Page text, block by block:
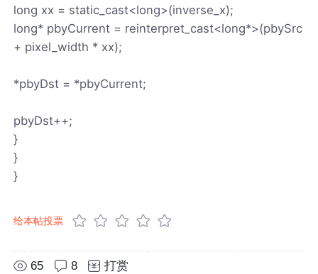
long xx = static_cast<long>(inverse_x);
long* pbyCurrent = reinterpret_cast<long*>(pbySrc
+ pixel_width * xx);
*pbyDst = *pbyCurrent;
pbyDst++;
}
}
}
给本帖投票
65 8 打赏